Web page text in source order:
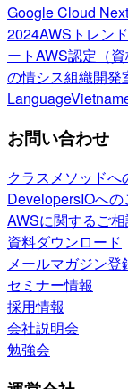
Google Cloud
2024AWSトレン
ートAWS認定（資
の情シス組織開発
Language
お問い合わせ
クラスメソッドへ
DevelopersIOへの
AWSに関するご
資料ダウンロード
メールマガジン登
セミナー情報
採用情報
会社説明会
勉強会